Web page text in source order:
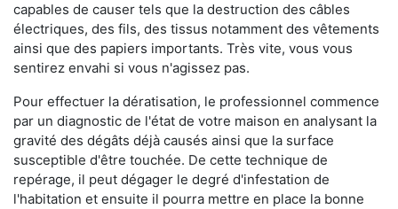
capables de causer tels que la destruction des câbles
électriques, des fils, des tissus notamment des vêtements
ainsi que des papiers importants. Très vite, vous vous
sentirez envahi si vous n'agissez pas.
Pour effectuer la dératisation, le professionnel commence
par un diagnostic de l'état de votre maison en analysant la
gravité des dégâts déjà causés ainsi que la surface
susceptible d'être touchée. De cette technique de
repérage, il peut dégager le degré d'infestation de
l'habitation et ensuite il pourra mettre en place la bonne